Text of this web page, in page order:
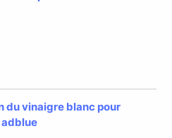
du vinaigre blanc pour